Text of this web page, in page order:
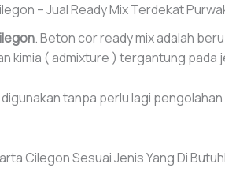
– Jual Ready Mix Terdekat
. Beton cor ready mix adalah
kimia ( admixture ) tergantung pada
tanpa perlu lagi
Cilegon Sesuai Jenis Yang Di